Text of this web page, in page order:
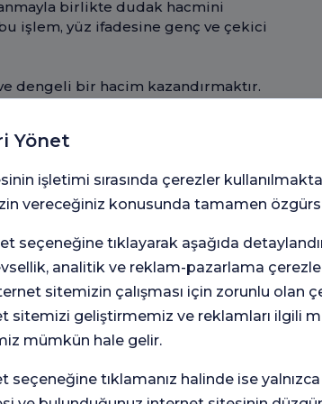
birlikte dudak hacmini
işlem, yüz ifadesine genç ve çekici
dengeli bir hacim kazandırmaktır.
istenen dolgunluğu geri
Belirgin olmayan
ve estetik bir görünüme kavuşur.
arasındaki orantısızlığı düzeltmek
dudak dolgusu, yüzün genel
madde hyaluronik asittir.
olarak bulunan bu maddenin
su tutma kapasitesi sayesinde
hem de nemi artırarak
hyaluronik asit dudak dolgusu
zamanla emilebilmesi, alerjik
doğal bir his bırakmasıdır.
asit dudak dolgusu,
Yönet
işletimi sırasında çerezler
vereceğiniz konusunda tamamen
seçeneğine tıklayarak aşağıda
analitik ve reklam-pazarlama
sitemizin çalışması için zorunlu olan
sitemizi geliştirmemiz ve reklamları ilgili
mümkün hale gelir.
seçeneğine tıklamanız halinde ise